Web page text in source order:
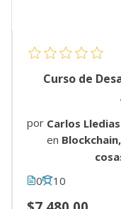
Curso de
por Carlos
en
0
10